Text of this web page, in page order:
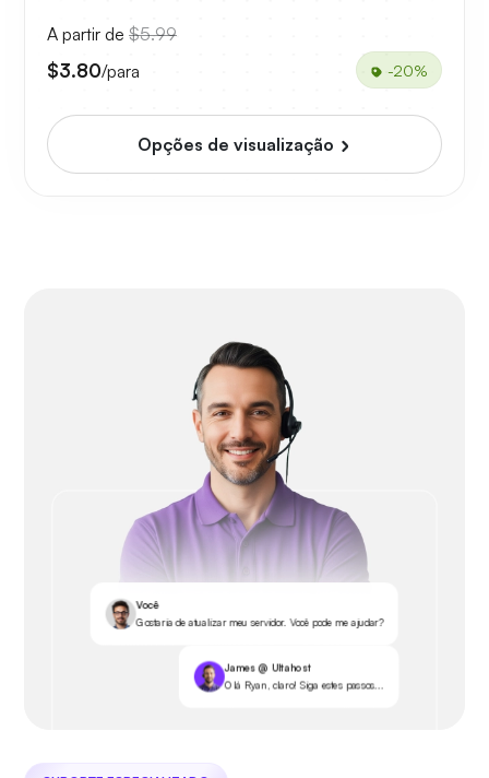
A partir de $5.99
$3.80/para -20%
Opções de visualização
Você
Gostaria de atualizar meu servidor. Você pode me ajudar?
James @ Ultahost
Olá Ryan, claro! Siga estes passos...